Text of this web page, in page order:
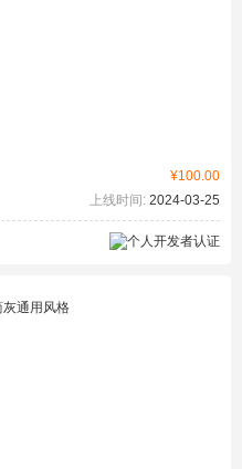
¥100.00
上线时间: 2024-03-25